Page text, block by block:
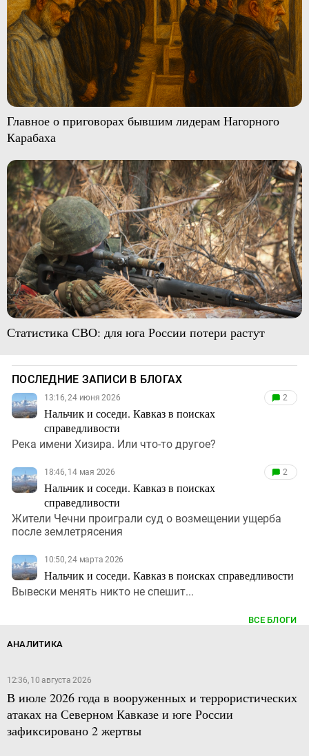
Главное о приговорах бывшим лидерам Нагорного
Карабаха
Статистика СВО: для юга России потери растут
ПОСЛЕДНИЕ ЗАПИСИ В БЛОГАХ
13:16, 24 июня 2026
Нальчик и соседи. Кавказ в поисках
справедливости
2
Река имени Хизира. Или что-то другое?
18:46, 14 мая 2026
Нальчик и соседи. Кавказ в поисках
справедливости
2
Жители Чечни проиграли суд о возмещении ущерба
после землетрясения
10:50, 24 марта 2026
Нальчик и соседи. Кавказ в поисках справедливости
Вывески менять никто не спешит...
ВСЕ БЛОГИ
АНАЛИТИКА
12:36, 10 августа 2026
В июле 2026 года в вооруженных и террористических
атаках на Северном Кавказе и юге России
зафиксировано 2 жертвы